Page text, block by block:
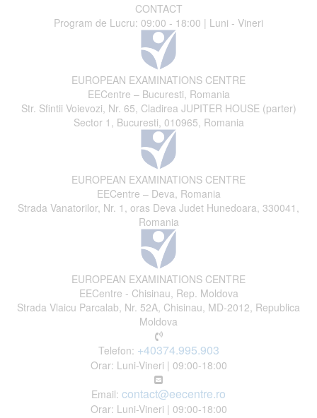
CONTACT
Program de Lucru: 09:00 - 18:00 | Luni - Vineri
EUROPEAN EXAMINATIONS CENTRE
EECentre – Bucuresti, Romania
Str. Sfintii Voievozi, Nr. 65, Cladirea JUPITER HOUSE (parter)
Sector 1, Bucuresti, 010965, Romania
EUROPEAN EXAMINATIONS CENTRE
EECentre – Deva, Romania
Strada Vanatorilor, Nr. 1, oras Deva Judet Hunedoara, 330041,
Romania
EUROPEAN EXAMINATIONS CENTRE
EECentre - Chisinau, Rep. Moldova
Strada Vlaicu Parcalab, Nr. 52A, Chisinau, MD-2012, Republica
Moldova
Telefon: +40374.995.903
Orar: Luni-Vineri | 09:00-18:00
Email: contact@eecentre.ro
Orar: Luni-Vineri | 09:00-18:00